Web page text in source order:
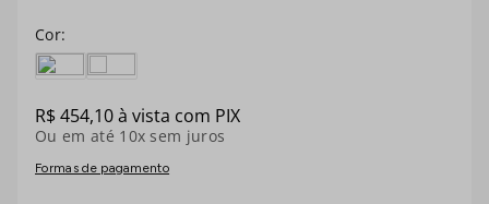
R$454,10à vista com PIX
Ou em até 10x sem juros
Formas de pagamento
º troca-pulseira
relogio smartwatch